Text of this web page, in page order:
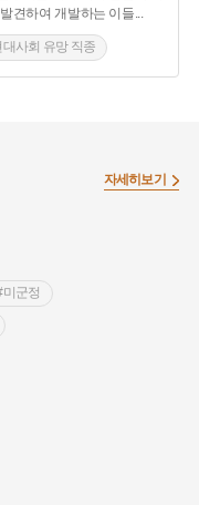
견하여 개발하는 이들
대사회 유망 직종
산업 직종
미군정
자세히보기